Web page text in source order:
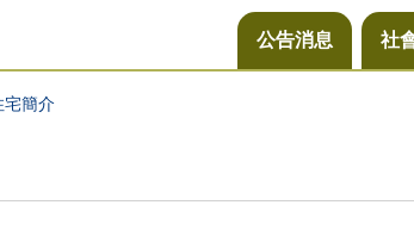
公告消息 社
宅簡介